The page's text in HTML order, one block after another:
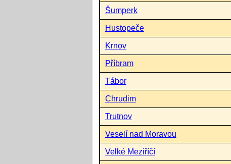
Šumperk
Hustopeče
Krnov
Příbram
Tábor
Chrudim
Trutnov
Veselí nad Moravou
Velké Meziříčí